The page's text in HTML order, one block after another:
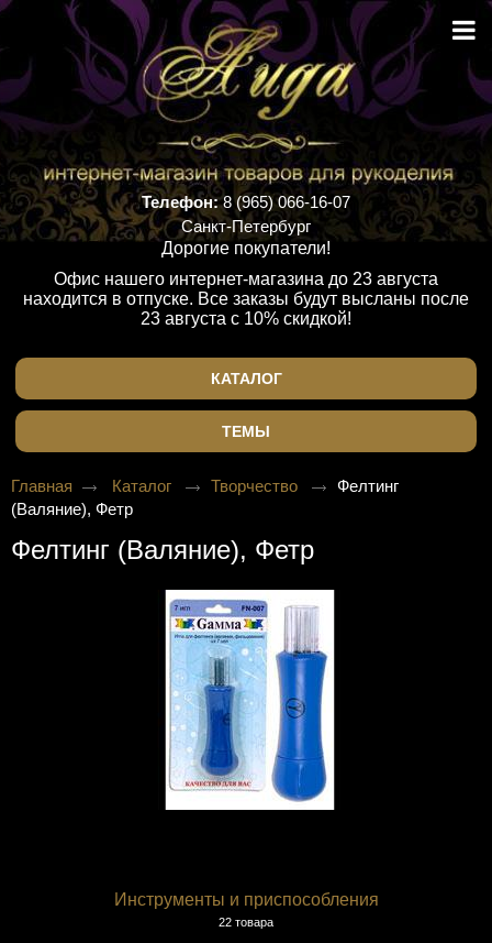
Телефон:8 (965) 066-16-07
Санкт-Петербург
Дорогие покупатели!
Офис нашего интернет-магазина до 23 августа
находится в отпуске. Все заказы будут высланы после
23 августа с 10% скидкой!
КАТАЛОГ
ТЕМЫ
Главная Каталог Творчество
Фелтинг
(Валяние), Фетр
Фелтинг (Валяние), Фетр
Инструменты и приспособления
22 товара